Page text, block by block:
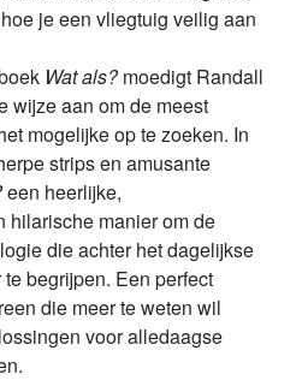
je een vliegtuig veilig aan
Wat als?moedigt Randall
wijze aan om de meest
mogelijke op te zoeken. In
strips en amusante
een heerlijke,
hilarische manier om de
die achter het dagelijkse
begrijpen. Een perfect
die meer te weten wil
voor alledaagse